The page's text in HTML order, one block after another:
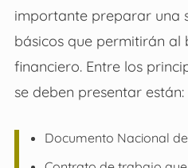
importante preparar una
básicos que permitirán
financiero. Entre los
se deben presentar están:
Documento Nacional